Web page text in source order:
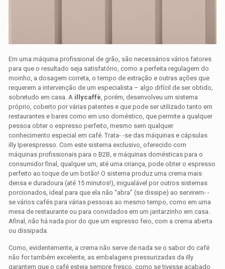
Em uma máquina profissional de grão, são necessários vários fatores
para que o resultado seja satisfatório, como a perfeita regulagem do
moinho, a dosagem correta, o tempo de extração e outras ações que
requerem a intervenção de um especialista – algo difícil de ser obtido,
sobretudo em casa. A illycaffè, porém, desenvolveu um sistema
próprio, coberto por várias patentes e que pode ser utilizado tanto em
restaurantes e bares como em uso doméstico, que permite a qualquer
pessoa obter o espresso perfeito, mesmo sem qualquer
conhecimento especial em café. Trata- -se das máquinas e cápsulas
illy Iperespresso. Com este sistema exclusivo, oferecido com
máquinas profissionais para o B2B, e máquinas domésticas para o
consumidor final, qualquer um, até uma criança, pode obter o espresso
perfeito ao toque de um botão! O sistema produz uma crema mais
densa e duradoura (até 15 minutos!), inigualável por outros sistemas
porcionados, ideal para que ela não “abra” (se dissipe) ao servirem- -
se vários cafés para várias pessoas ao mesmo tempo, como em uma
mesa de restaurante ou para convidados em um jantarzinho em casa.
Afinal, não há nada pior do que um espresso feio, com a crema aberta
ou dissipada.
Como, evidentemente, a crema não serve de nada se o sabor do café
não for também excelente, as embalagens pressurizadas da illy
garantem que o café esteja sempre fresco, como se tivesse acabado